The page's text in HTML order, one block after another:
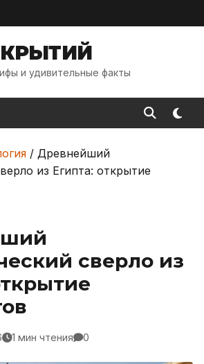
и удивительные факты
/ Древнейший
из Египта: открытие
сверло из
1 мин чтения 0